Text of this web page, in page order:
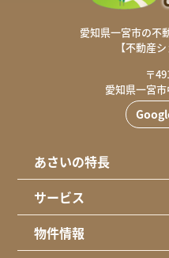
愛知県一宮市の不
【不動産
〒
愛知県一宮
あさいの特長
サービス
物件情報